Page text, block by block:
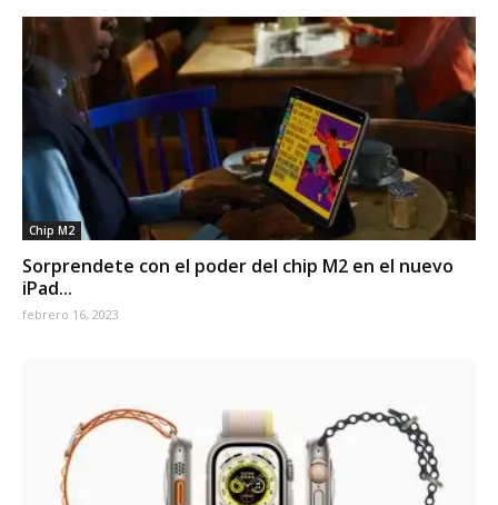
Chip M2
Sorprendete con el poder del chip M2 en el nuevo
iPad...
febrero 16, 2023